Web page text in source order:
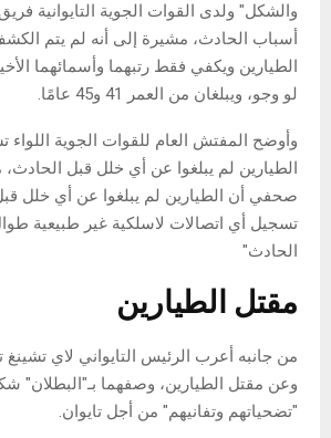
والشكل" ولدى القوات الجوية التايوانية
أسباب الحادث، مشيرة إلى أنه لم يتم
الطيارين ويكفي فقط رتبهما وأسمائهما
لو وجو، ويبلغان من العمر 41 و45 عامًا.
وأوضح المفتش العام للقوات الجوية اللواء
الطيارين لم يبلغوا عن أي خلل قبل الحادث،
صحفي أن الطيارين لم يبلغوا عن أي خلل
تسجيل أي اتصالات لاسلكية غير طبيعية
الحادث"
مقتل الطيارين
من جانبه أعرب الرئيس التايواني لاي
وعن مقتل الطيارين، وصفهما بـ"البطلان"
"تضحياتهم وتفانيهم" من أجل تايوان.